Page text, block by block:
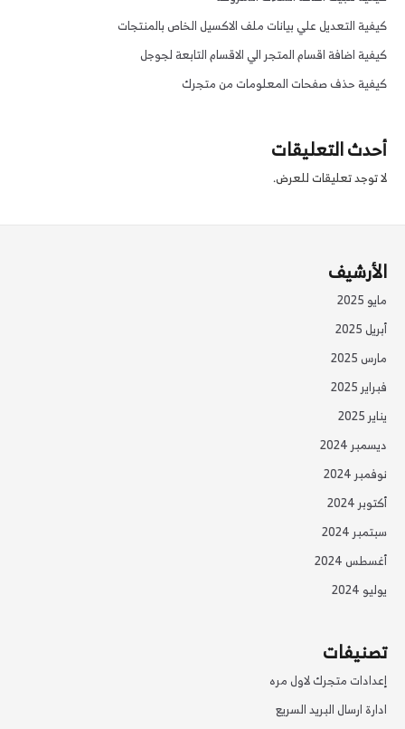
كيفية التعديل علي بيانات ملف الاكسيل الخاص بالمنتجات
كيفية اضافة اقسام المتجر الي الاقسام التابعة لجوجل
كيفية حذف صفحات المعلومات من متجرك
أحدث التعليقات
لا توجد تعليقات للعرض.
الأرشيف
مايو 2025
أبريل 2025
مارس 2025
فبراير 2025
يناير 2025
ديسمبر 2024
نوفمبر 2024
أكتوبر 2024
سبتمبر 2024
أغسطس 2024
يوليو 2024
تصنيفات
إعدادات متجرك لاول مره
ادارة ارسال البريد السريع